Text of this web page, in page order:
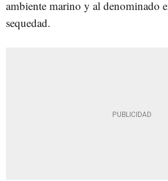
ambiente marino y al denominado
sequedad.